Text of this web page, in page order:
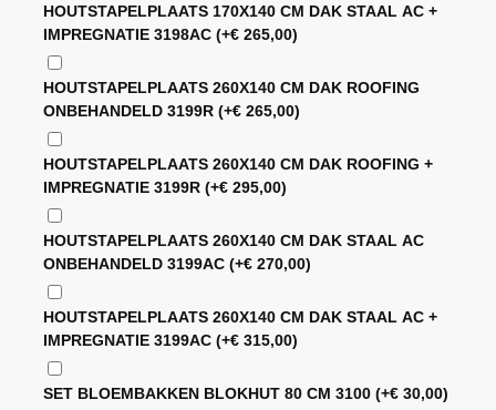
HOUTSTAPELPLAATS 170X140 CM DAK STAAL AC +
IMPREGNATIE 3198AC(+€ 265,00)
HOUTSTAPELPLAATS 260X140 CM DAK ROOFING
ONBEHANDELD 3199R(+€ 265,00)
HOUTSTAPELPLAATS 260X140 CM DAK ROOFING +
IMPREGNATIE 3199R(+€ 295,00)
HOUTSTAPELPLAATS 260X140 CM DAK STAAL AC
ONBEHANDELD 3199AC(+€ 270,00)
HOUTSTAPELPLAATS 260X140 CM DAK STAAL AC +
IMPREGNATIE 3199AC(+€ 315,00)
SET BLOEMBAKKEN BLOKHUT 80 CM 3100(+€ 30,00)